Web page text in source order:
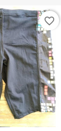
favorite_border